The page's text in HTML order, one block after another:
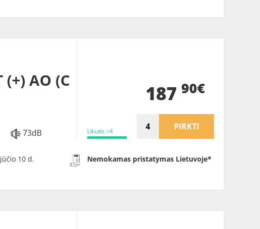
AO (C
73dB Likutis >4
187 90€
PIRKTI
10 d. Nemokamas pristatymas Lietuvoje*